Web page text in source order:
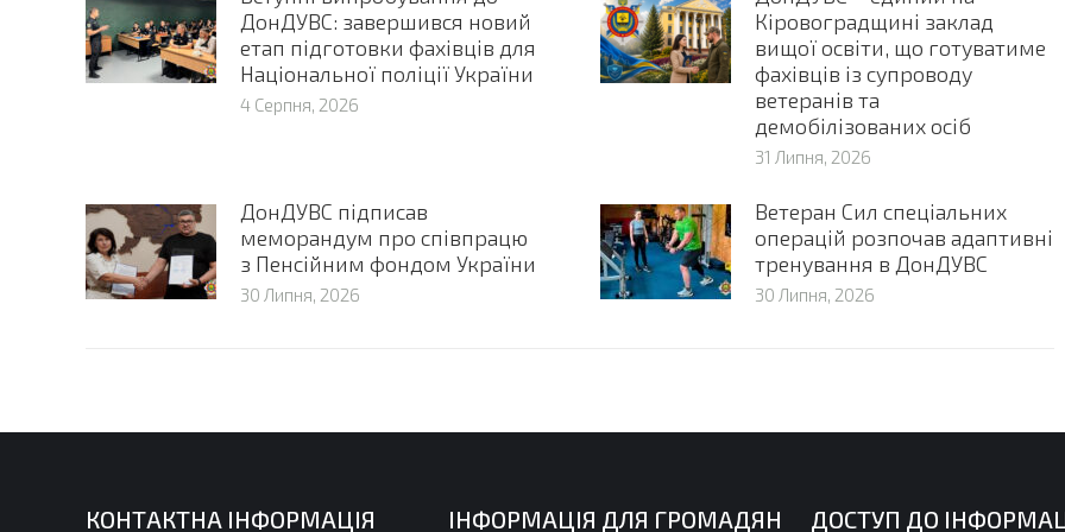
ДонДУВС: завершився новий
етап підготовки фахівців для
Національної поліції України
4 Серпня, 2026
Кіровоградщині заклад
вищої освіти, що готуватиме
фахівців із супроводу
ветеранів та
демобілізованих осіб
31 Липня, 2026
ДонДУВС підписав
меморандум про співпрацю
з Пенсійним фондом України
30 Липня, 2026
Ветеран Сил спеціальних
операцій розпочав адаптивні
тренування в ДонДУВС
30 Липня, 2026
КОНТАКТНА ІНФОРМАЦІЯ ІНФОРМАЦІЯ ДЛЯ ГРОМАДЯН ДОСТУП ДО